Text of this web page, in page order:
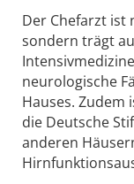
Der Chefarzt ist
sondern trägt
neurologische
Hauses. Zudem
die Deutsche
anderen